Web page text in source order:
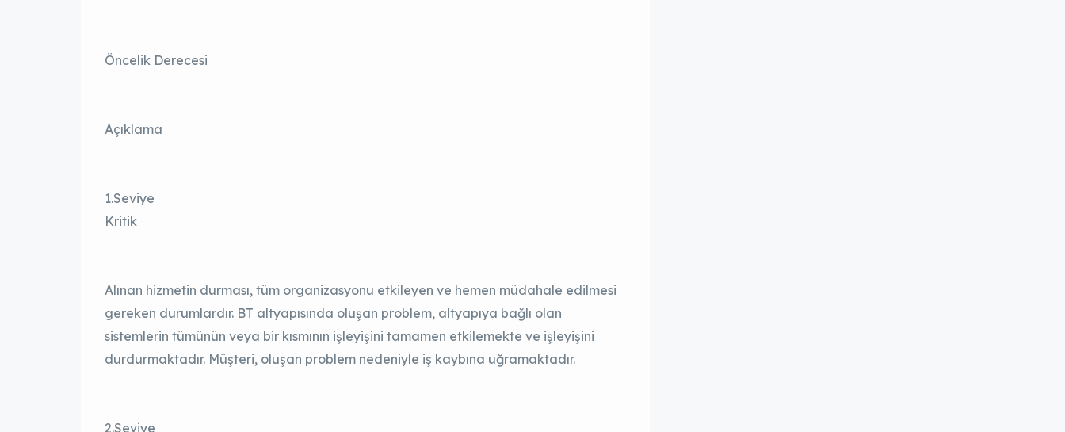
Öncelik Derecesi
Açıklama
1.Seviye
Kritik
Alınan hizmetin durması, tüm organizasyonu etkileyen ve hemen müdahale edilmesi
gereken durumlardır. BT altyapısında oluşan problem, altyapıya bağlı olan
sistemlerin tümünün veya bir kısmının işleyişini tamamen etkilemekte ve işleyişini
durdurmaktadır. Müşteri, oluşan problem nedeniyle iş kaybına uğramaktadır.
2.Seviye